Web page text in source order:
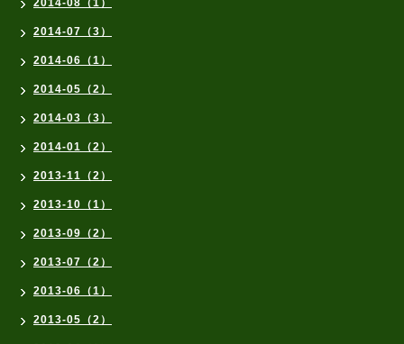
2014-08（1）
2014-07（3）
2014-06（1）
2014-05（2）
2014-03（3）
2014-01（2）
2013-11（2）
2013-10（1）
2013-09（2）
2013-07（2）
2013-06（1）
2013-05（2）